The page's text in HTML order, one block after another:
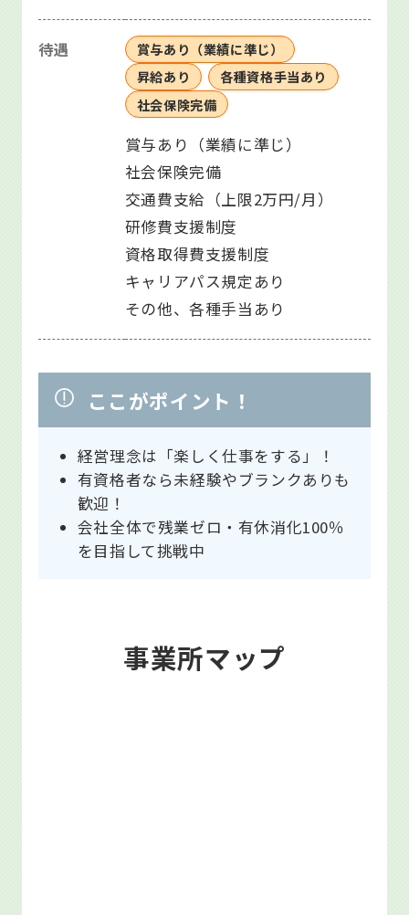
待遇
賞与あり（業績に準じ）
昇給あり
各種資格手当あり
社会保険完備
賞与あり（業績に準じ）
社会保険完備
交通費支給（上限2万円/月）
研修費支援制度
資格取得費支援制度
キャリアパス規定あり
その他、各種手当あり
ここがポイント！
経営理念は「楽しく仕事をする」！
有資格者なら未経験やブランクありも
歓迎！
会社全体で残業ゼロ・有休消化100％
を目指して挑戦中
事業所マップ